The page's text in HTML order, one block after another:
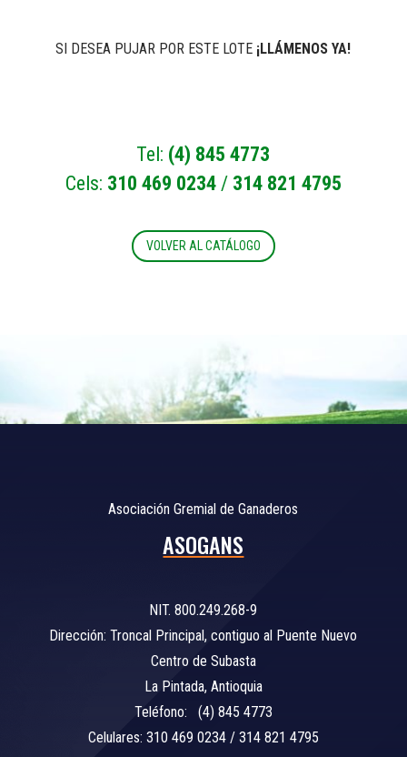
SI DESEA PUJAR POR ESTE LOTE ¡LLÁMENOS YA!
Tel: (4) 845 4773
Cels: 310 469 0234/ 314 821 4795
VOLVER AL CATÁLOGO
Asociación Gremial de Ganaderos
ASOGANS
NIT. 800.249.268-9
Dirección: Troncal Principal, contiguo al Puente Nuevo
Centro de Subasta
La Pintada, Antioquia
Teléfono: (4) 845 4773
Celulares: 310 469 0234 / 314 821 4795